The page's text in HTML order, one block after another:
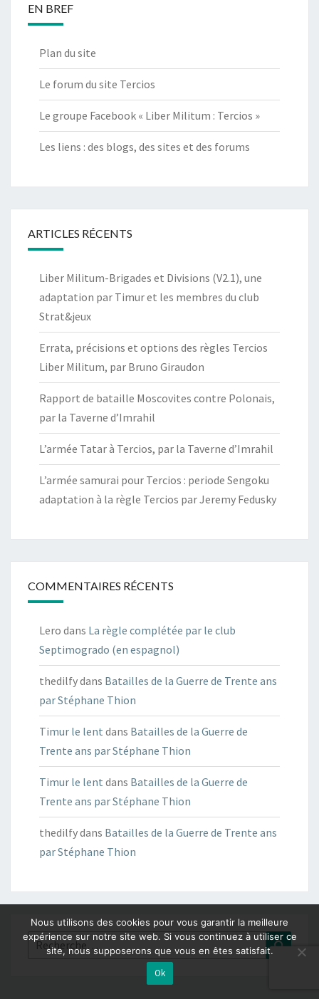
EN BREF
Plan du site
Le forum du site Tercios
Le groupe Facebook « Liber Militum : Tercios »
Les liens : des blogs, des sites et des forums
ARTICLES RÉCENTS
Liber Militum-Brigades et Divisions (V2.1), une
adaptation par Timur et les membres du club
Strat&jeux
Errata, précisions et options des règles Tercios
Liber Militum, par Bruno Giraudon
Rapport de bataille Moscovites contre Polonais,
par la Taverne d’Imrahil
L’armée Tatar à Tercios, par la Taverne d’Imrahil
L’armée samurai pour Tercios : periode Sengoku
adaptation à la règle Tercios par Jeremy Fedusky
COMMENTAIRES RÉCENTS
Lero dans La règle complétée par le club
Septimogrado (en espagnol)
thedilfydans Batailles de la Guerre de Trente ans
par Stéphane Thion
Timur le lent dans Batailles de la Guerre de
Trente ans par Stéphane Thion
Timur le lent dans Batailles de la Guerre de
Trente ans par Stéphane Thion
thedilfydans Batailles de la Guerre de Trente ans
par Stéphane Thion
Rechercher :
Nous utilisons des cookies pour vous garantir la meilleure
expérience sur notre site web. Si vous continuez à utiliser ce
site, nous supposerons que vous en êtes satisfait.
Ok